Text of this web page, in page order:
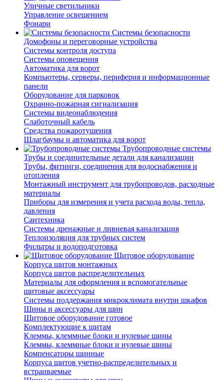
Уличные светильники
Управление освещением
Фонари
Системы безопасности
Домофоны и переговорные устройства
Системы контроля доступа
Системы оповещения
Автоматика для ворот
Компьютеры, серверы, периферия и информационные
панели
Оборудование для парковок
Охранно-пожарная сигнализация
Системы видеонаблюдения
Слаботочный кабель
Средства пожаротушения
Шлагбаумы и автоматика для ворот
Трубопроводные системы
Трубы и соединительные детали для канализации
Трубы, фитинги, соединения для водоснабжения и
отопления
Монтажный инструмент для трубопроводов, расходные
материалы
Приборы для измерения и учета расхода воды, тепла,
давления
Сантехника
Системы дренажные и ливневая канализация
Теплоизоляция для трубных систем
Фильтры и водоподготовка
Щитовое оборудование
Корпуса щитов монтажных
Корпуса щитов распределительных
Материалы для оформления и вспомогательные
щитовые аксессуары
Системы поддержания микроклимата внутри шкафов
Шины и аксессуары для шин
Щитовое оборудование готовое
Комплектующие к щитам
Клеммы, клеммные блоки и нулевые шины
Клеммы, клеммные блоки и нулевые шины
Компенсаторы шинные
Корпуса щитов учетно-распределительных и
встраиваемые